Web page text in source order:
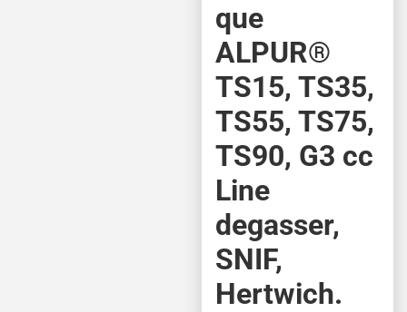
que
ALPUR®
TS15, TS35,
TS55, TS75,
TS90, G3 cc
Line
degasser,
SNIF,
Hertwich.